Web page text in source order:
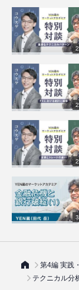
第4編 実践
テクニカル分